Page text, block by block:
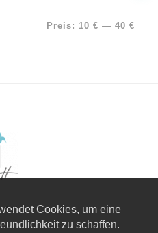
Preis: 10 € — 40 €
Cookies, um eine
zu schaffen.